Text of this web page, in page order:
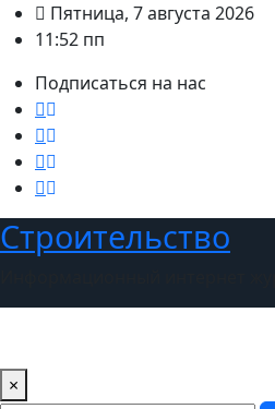
ПерейтиПятница, 7 августа 2026
11:52 пп
Подписаться на нас
Строительство
×